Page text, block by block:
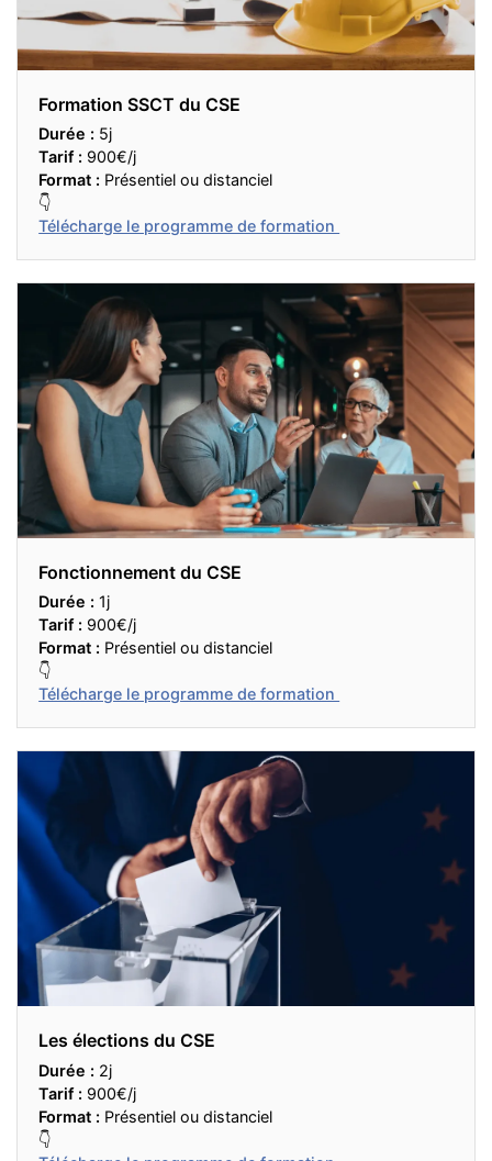
Formation SSCT du CSE
Durée : 5j
Tarif : 900€/j
Format : Présentiel ou distanciel
👇
Télécharge le programme de formation
Fonctionnement du CSE
Durée : 1j
Tarif : 900€/j
Format : Présentiel ou distanciel
👇
Télécharge le programme de formation
Les élections du CSE
Durée : 2j
Tarif : 900€/j
Format : Présentiel ou distanciel
👇